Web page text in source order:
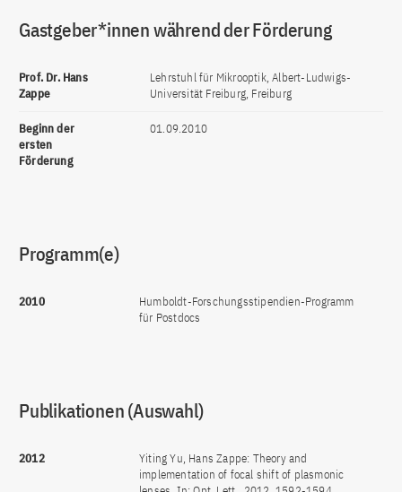
Gastgeber*innen während der Förderung
Prof. Dr. Hans
Zappe
Lehrstuhl für Mikrooptik, Albert-Ludwigs-
Universität Freiburg, Freiburg
Beginn der
ersten
Förderung
01.09.2010
Programm(e)
2010
Humboldt-Forschungsstipendien-Programm
für Postdocs
Publikationen (Auswahl)
2012
Yiting Yu, Hans Zappe: Theory and
implementation of focal shift of plasmonic